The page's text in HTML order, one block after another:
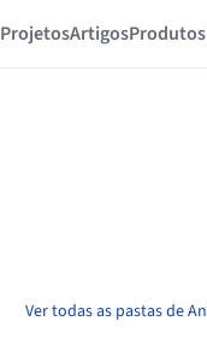
ProjetosArtigosProdutos
Ver todas as pastas de